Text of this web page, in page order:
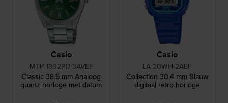
Casio
MTP-1302PD-3AVEF
Classic 38.5 mm Analoog
quartz horloge met datum
Casio
LA-20WH-2AEF
Collection 30.4 mm Blauw
digitaal retro horloge